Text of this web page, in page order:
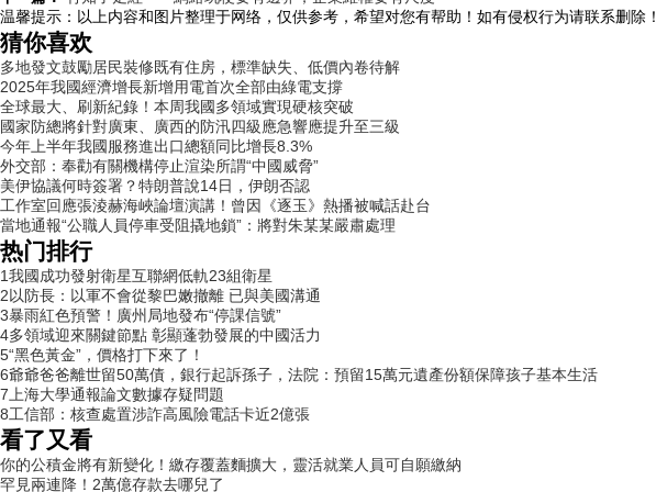
温馨提示： 以上内容和图片整理于网络，仅供参考，希望对您有帮助！如有侵权行为请联系删除！
猜你喜欢
多地發文鼓勵居民裝修既有住房，標準缺失、低價內卷待解
2025年我國經濟增長新增用電首次全部由綠電支撐
全球最大、刷新紀錄！本周我國多領域實現硬核突破
國家防總將針對廣東、廣西的防汛四級應急響應提升至三級
今年上半年我國服務進出口總額同比增長8.3%
外交部：奉勸有關機構停止渲染所謂“中國威脅”
美伊協議何時簽署？特朗普說14日，伊朗否認
工作室回應張淩赫海峽論壇演講！曾因《逐玉》熱播被喊話赴台
當地通報“公職人員停車受阻撬地鎖”：將對朱某某嚴肅處理
热门排行
1我國成功發射衛星互聯網低軌23組衛星
2以防長：以軍不會從黎巴嫩撤離 已與美國溝通
3暴雨紅色預警！廣州局地發布“停課信號”
4多領域迎來關鍵節點 彰顯蓬勃發展的中國活力
5“黑色黃金”，價格打下來了！
6爺爺爸爸離世留50萬債，銀行起訴孫子，法院：預留15萬元遺產份額保障孩子基本生活
7 上海大學通報論文數據存疑問題
8工信部：核查處置涉詐高風險電話卡近2億張
看了又看
你的公積金將有新變化！繳存覆蓋麵擴大，靈活就業人員可自願繳納
罕見兩連降！2萬億存款去哪兒了